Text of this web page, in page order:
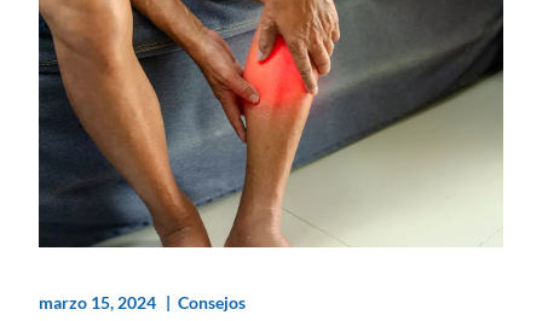
marzo 15, 2024 Consejos